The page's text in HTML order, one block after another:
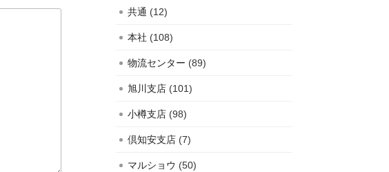
共通 (12)
本社 (108)
物流センター (89)
旭川支店 (101)
小樽支店 (98)
倶知安支店 (7)
マルショウ (50)